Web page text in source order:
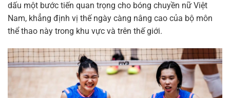
dấu một bước tiến quan trọng cho bóng chuyền nữ Việt
Nam, khẳng định vị thế ngày càng nâng cao của bộ môn
thể thao này trong khu vực và trên thế giới.